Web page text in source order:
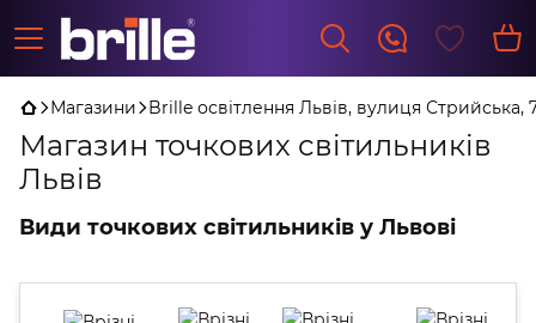
Магазини Brille освітлення Львів, вулиця Стрийська,
Магазин точкових світильників
Львів
Види точкових світильників у Львові